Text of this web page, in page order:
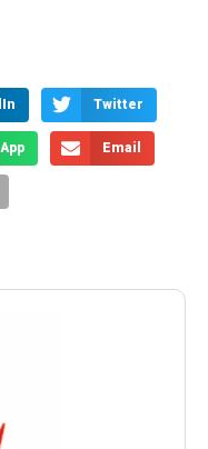
Twitter
Email